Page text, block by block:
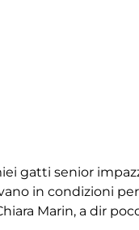
gatti senior
in condizioni
Marin, a dir